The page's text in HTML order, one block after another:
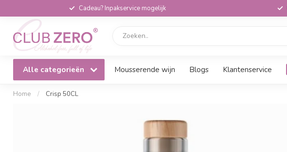
Cadeau? Inpakservice mogelijk
Alle categorieën Mousserende wijn Blogs Klantenservice
Home / Crisp 50CL